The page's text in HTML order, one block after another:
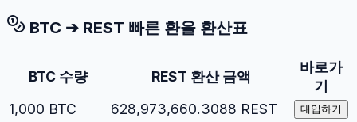
BTC ➔ REST 빠른 환율 환산표
BTC 수량 REST 환산 금액
바로가
기
1,000 BTC 628,973,660.3088 REST 대입하기